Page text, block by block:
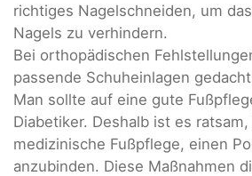
richtiges Nagelschneiden, um
Nagels zu verhindern.
Bei orthopädischen
passende Schuheinlagen
Man sollte auf eine gute
Diabetiker. Deshalb ist es
medizinische Fußpflege, einen
anzubinden. Diese Maßnahmen